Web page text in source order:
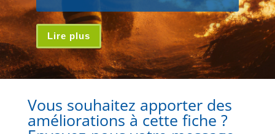
Lire plus
Vous souhaitez apporter des
améliorations à cette fiche ?